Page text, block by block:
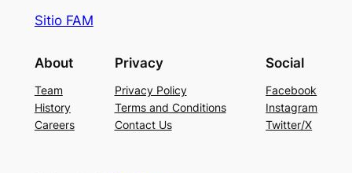
Sitio FAM
About
Team
History
Careers
Privacy
Privacy Policy
Terms and Conditions
Contact Us
Social
Facebook
Instagram
Twitter/X